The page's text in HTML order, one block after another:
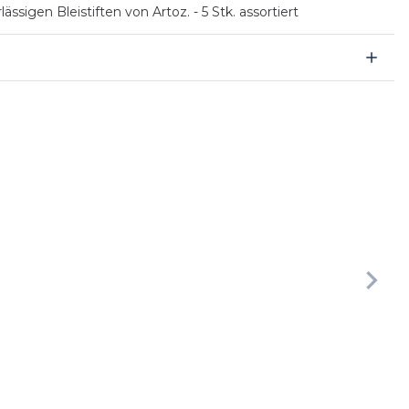
Bleistiften von Artoz. - 5 Stk. assortiert